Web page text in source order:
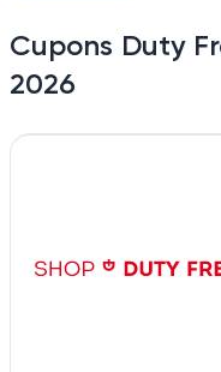
Cupons Duty
2026